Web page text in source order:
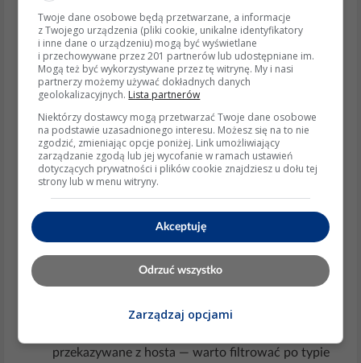
a zapytania są wolniejsze niż IP Helper.
3. Rejestr lub ipconfig /all
Dostęp awaryjny, ale wymaga parsowania tekstu lub
struktury kluczy:
HKLM\SYSTEM\CurrentControlSet\Services\Tcpip\Pa
rameters\Interfaces\<GUID>\EnableDHCP
Aktualne informacje i trendy
Windows 10/11 i Windows Server 2022 zalecają
nowy ConvertInterfaceLuidToAlias +
GetAdapterAddresses
(obsługa IPv6, mobilne
Desktop) interfejsy wirtualne również raportują
przekazywane z hosta — warto filtrować po typie
Twoje dane osobowe będą przetwarzane, a informacje
z Twojego urządzenia (pliki cookie, unikalne identyfikatory
i inne dane o urządzeniu) mogą być wyświetlane
i przechowywane przez 201 partnerów lub udostępniane im.
Mogą też być wykorzystywane przez tę witrynę. My i nasi
partnerzy możemy używać dokładnych danych
geolokalizacyjnych. Lista partnerów
Niektórzy dostawcy mogą przetwarzać Twoje dane osobowe
na podstawie uzasadnionego interesu. Możesz się na to nie
zgodzić, zmieniając opcje poniżej. Link umożliwiający
zarządzanie zgodą lub jej wycofanie w ramach ustawień
dotyczących prywatności i plików cookie znajdziesz u dołu tej
strony lub w menu witryny.
Akceptuję
Odrzuć wszystko
Zarządzaj opcjami